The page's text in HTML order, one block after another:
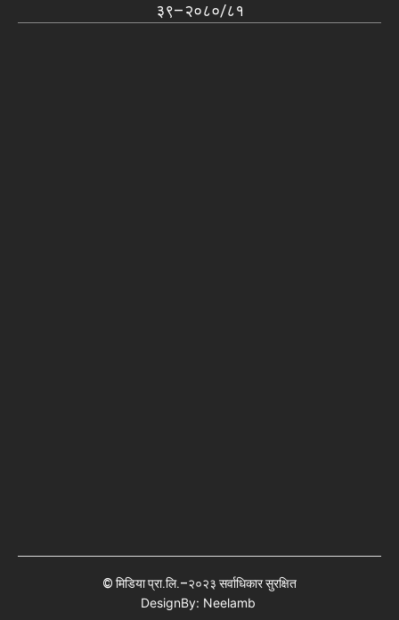
३९–२०८०/८१
© मिडिया प्रा.लि.–२०२३ सर्वाधिकार सुरक्षित
DesignBy: Neelamb